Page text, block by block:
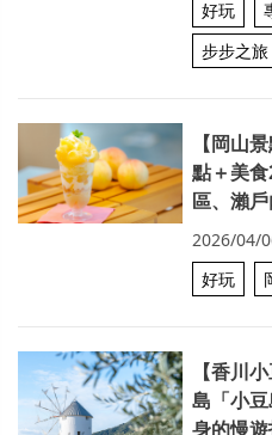
好玩
步步之旅
【岡山
點＋美
區、瀨
2026/04/
好玩
【香川
島「小
身的慢